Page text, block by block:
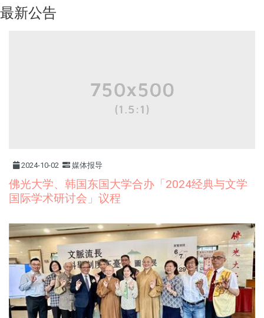
最新公告
2024-10-02 媒体报导
佛光大学、韩国东国大学合办「2024经典与文学
国际学术研讨会」议程